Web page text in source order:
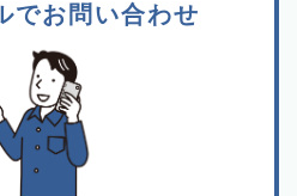
でお問い合わせ